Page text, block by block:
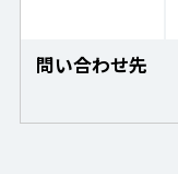
問い合わせ先